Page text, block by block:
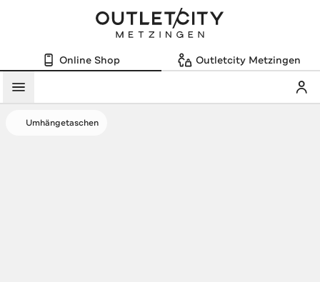
Online Shop Outletcity Metzingen
Menü
Umhängetaschen